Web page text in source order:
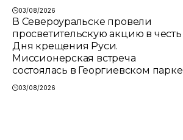
03/08/2026
В Североуральске провели
просветительскую акцию в честь
Дня крещения Руси.
Миссионерская встреча
состоялась в Георгиевском парке
03/08/2026